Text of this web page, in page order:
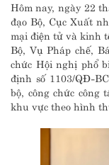
Hôm nay, ngày 22
đạo Bộ, Cục Xuất
mại điện tử và kinh
Bộ, Vụ Pháp chế,
chức Hội nghị phổ
định số 1103/QĐ-
bộ, công chức
khu vực theo hình